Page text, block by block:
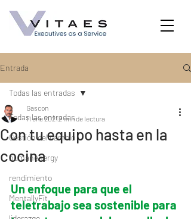
Entrada
Todas las entradas
Gestión del cambio
humanenergy
rendimiento
MentallyFit
Todas las entradas
Con tu equipo hasta en la
cocina
Gascon
11 ene 20212 min de lectura
Un enfoque para que el
teletrabajo sea sostenible para